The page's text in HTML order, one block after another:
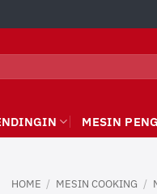
MESIN
HOME / MESIN COOKING /